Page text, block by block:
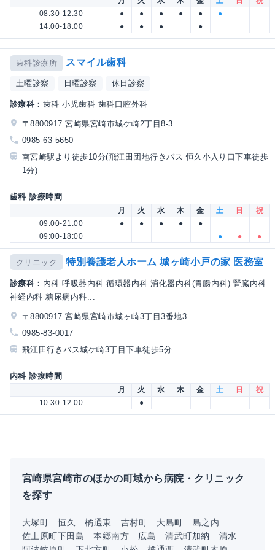
08:30-12:30
● ● ● ● ●
●
14:00-18:00
● ● ● ●
歯科診療所 スマイル歯科
土曜診察 日曜診察 休日診察
診療科： 歯科 小児歯科 歯科口腔外科
〒8800917 宮崎県宮崎市城ケ崎2丁目8-3
0985-63-5650
南宮崎駅より徒歩10分(飛江田団地行きバス 恒久小入り口下車徒歩
1分)
歯科 診療時間
月 火 水 木 金 土 日
祝
09:00-21:00
● ● ● ●
●
09:00-18:00
● ● ●
クリニック 特別養護老人ホーム 城ヶ崎小戸の家 医務室
診療科： 内科 呼吸器内科 循環器内科 消化器内科(胃腸内科) 腎臓内科
神経内科 糖尿病内科...
〒8800917 宮崎県宮崎市城ヶ崎3丁目3番地3
0985-83-0017
飛江田行きバス城ケ崎3丁目下車徒歩5分
内科 診療時間
月 火 水 木 金 土 日
祝
10:30-12:00
●
宮崎県宮崎市のほかの町域から病院・クリニック
を探す
大塚町 恒久 橘通東 吉村町 大島町
島之内
佐土原町下田島
本郷南方 広島 清武町加納
清水